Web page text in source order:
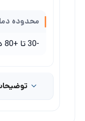
محدوده
-30 تا +80 درجه